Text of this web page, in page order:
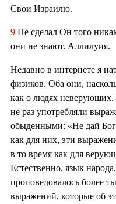
Свои Израилю.
9 Не сделал Он того
они не знают. Аллилуия.
Недавно в интернете я
физиков. Оба они,
как о людях неверующих.
не раз употребляли
обыденными: «Не дай
как для них, эти
в то время как для
Естественно, язык
проповедовалось более
выражений, которые об